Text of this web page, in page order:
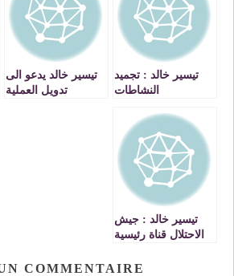
تيسير خالد : تجميد
النشاطات
مناورة سخيفة لا
قيمة لها
تيسير خالد يدعو الى
تدويل العملية
تيسير خالد : جيش
الاحتلال قناة رئيسية
الحكومية المخصصةCOMMENTAIRE